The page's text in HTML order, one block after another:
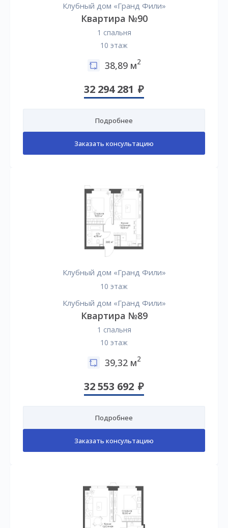
Клубный дом «Гранд Фили»
Квартира №90
1 спальня
10 этаж
38,89 м2
32 294 281
Подробнее
Заказать консультацию
Клубный дом «Гранд Фили»
10 этаж
Клубный дом «Гранд Фили»
Квартира №89
1 спальня
10 этаж
39,32 м2
32 553 692
Подробнее
Заказать консультацию